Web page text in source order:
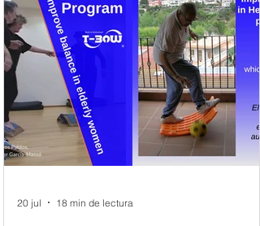
actions and quick movements to increase
destabilizing vibrations / a) Provides rapid
tactile‑kinaesthetic feedback for fine
postural adjustments. b) Offers comfortable,
secure forearm support. c) Redu
20 jul 18 min de lectura